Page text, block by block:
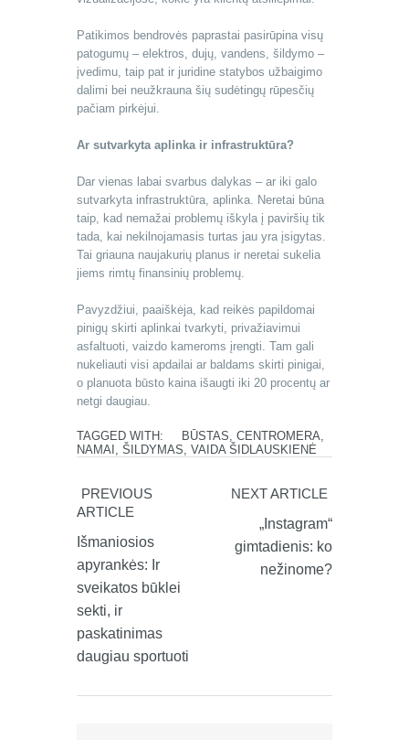
Patikimos bendrovės paprastai pasirūpina visų
patogumų – elektros, dujų, vandens, šildymo –
įvedimu, taip pat ir juridine statybos užbaigimo
dalimi bei neužkrauna šių sudėtingų rūpesčių
pačiam pirkėjui.
Ar sutvarkyta aplinka ir infrastruktūra?
Dar vienas labai svarbus dalykas – ar iki galo
sutvarkyta infrastruktūra, aplinka. Neretai būna
taip, kad nemažai problemų iškyla į paviršių tik
tada, kai nekilnojamasis turtas jau yra įsigytas.
Tai griauna naujakurių planus ir neretai sukelia
jiems rimtų finansinių problemų.
Pavyzdžiui, paaiškėja, kad reikės papildomai
pinigų skirti aplinkai tvarkyti, privažiavimui
asfaltuoti, vaizdo kameroms įrengti. Tam gali
nukeliauti visi apdailai ar baldams skirti pinigai,
o planuota būsto kaina išaugti iki 20 procentų ar
netgi daugiau.
TAGGED WITH: BŪSTAS CENTROMERA
NAMAI
ŠILDYMAS VAIDA ŠIDLAUSKIENĖ
PREVIOUS
ARTICLE
Išmaniosios
apyrankės: Ir
sveikatos būklei
sekti, ir
paskatinimas
daugiau sportuoti
NEXT ARTICLE
„Instagram“
gimtadienis: ko
nežinome?